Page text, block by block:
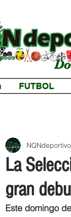
FUTBOL
La
gran
NQNdeportivo
Este domingo